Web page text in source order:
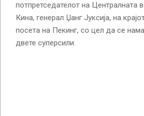
потпретседателот на Централната
Кина, генерал Џанг Јуксија, на
посета на Пекинг, со цел да се
двете суперсили.